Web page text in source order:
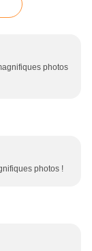
photos
photos !